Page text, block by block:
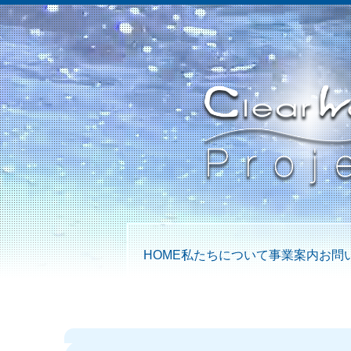
HOME私たちについて事業案内お問